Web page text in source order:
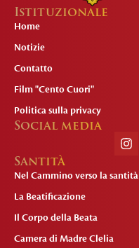
Istituzionale
Home
Notizie
Contatto
Film "Cento Cuori"
Politica sulla privacy
Social media
Santità
Nel Cammino verso la santità
La Beatificazione
Il Corpo della Beata
Camera di Madre Clelia